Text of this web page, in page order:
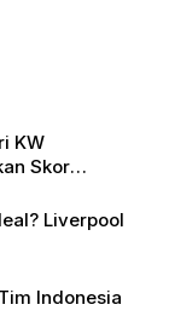
KW
Skor
Liverpool
Indonesia